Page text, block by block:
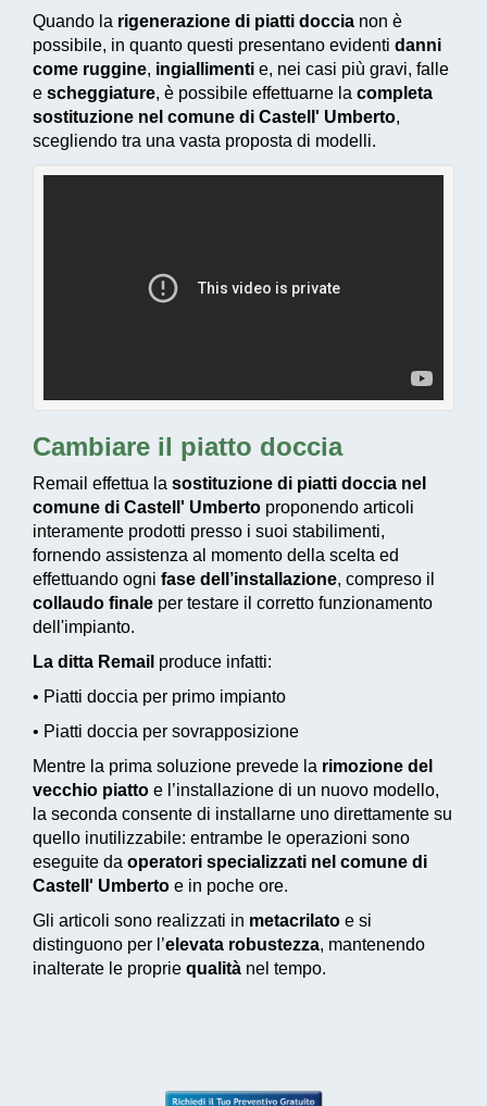
Quando la rigenerazione di piatti doccia non è
possibile, in quanto questi presentano evidenti danni
come ruggine, ingiallimenti e, nei casi più gravi, falle
e scheggiature, è possibile effettuarne la completa
sostituzione nel comune di Castell' Umberto,
scegliendo tra una vasta proposta di modelli.
Cambiare il piatto doccia
Remail effettua la sostituzione di piatti doccia nel
comune di Castell' Umberto proponendo articoli
interamente prodotti presso i suoi stabilimenti,
fornendo assistenza al momento della scelta ed
effettuando ogni fase dell’installazione, compreso il
collaudo finale per testare il corretto funzionamento
dell'impianto.
La ditta Remail produce infatti:
• Piatti doccia per primo impianto
• Piatti doccia per sovrapposizione
Mentre la prima soluzione prevede la rimozione del
vecchio piatto e l’installazione di un nuovo modello,
la seconda consente di installarne uno direttamente su
quello inutilizzabile: entrambe le operazioni sono
eseguite da operatori specializzati nel comune di
Castell' Umberto e in poche ore.
Gli articoli sono realizzati in metacrilato e si
distinguono per l’elevata robustezza, mantenendo
inalterate le proprie qualità nel tempo.